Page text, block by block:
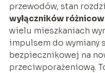
przewodów, stan
wyłączników
wielu mieszkaniach
impulsem do wymiany
bezpiecznikowej na
przeciwporażeniową.